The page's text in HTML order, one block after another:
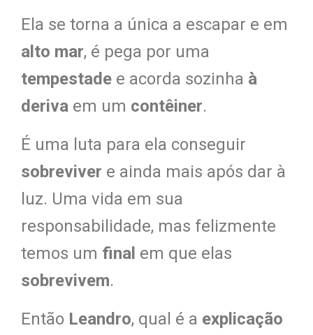
Ela se torna a única a escapar e em
alto mar, é pega por uma
tempestade e acorda sozinha à
deriva em um contêiner.
É uma luta para ela conseguir
sobreviver e ainda mais após dar à
luz. Uma vida em sua
responsabilidade, mas felizmente
temos um final em que elas
sobrevivem.
Então Leandro, qual é a explicação